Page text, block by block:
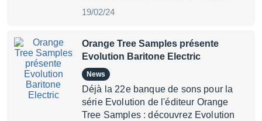
19/02/24
Orange Tree Samples présente
Evolution Baritone Electric
News
Déjà la 22e banque de sons pour la
série Evolution de l'éditeur Orange
Tree Samples : découvrez Evolution